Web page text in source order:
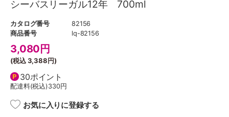
シーバスリーガル12年 700ml
カタログ番号
82156
商品番号
lq-82156
3,080 円
(税込3,388円)
30ポイント
配達料(税込)330円
お気に入りに登録する